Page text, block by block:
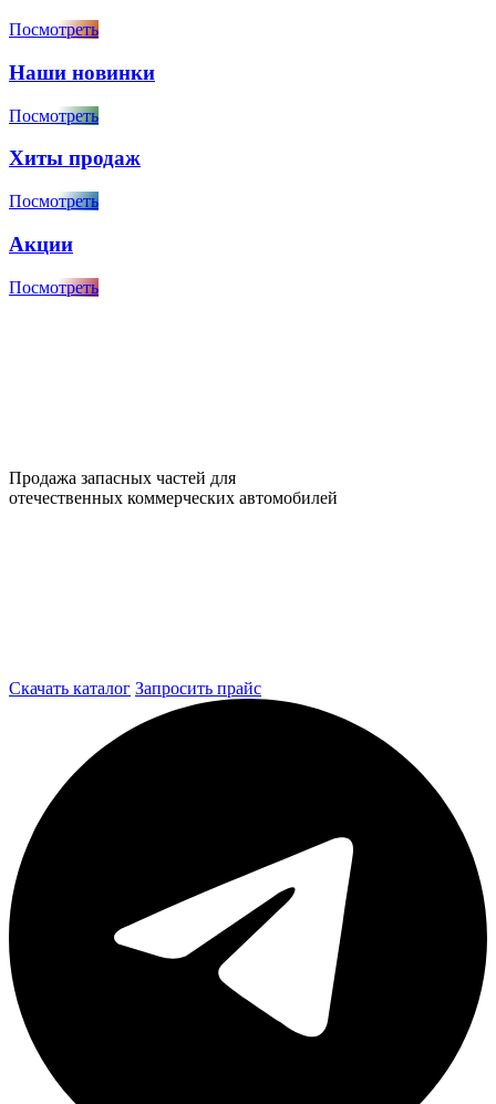
Посмотреть
Наши новинки
Посмотреть
Хиты продаж
Посмотреть
Акции
Посмотреть
Продажа запасных частей для
отечественных коммерческих автомобилей
Скачать каталог Запросить прайс